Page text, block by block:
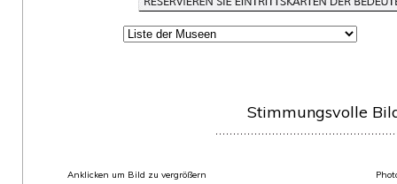
Stimmungsvolle
Anklicken um Bild zu vergrößern